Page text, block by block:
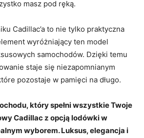
masz pod ręką.
Cadillac’a to nie tylko praktyczna⁤
⁣wyróżniający⁤ ten model
samochodów. Dzięki temu
staje‍ się niezapomnianym
pozostaje w pamięci na długo.
który spełni wszystkie ⁤Twoje​
Cadillac z opcją lodówki⁤ w
wyborem. Luksus, elegancja ​i